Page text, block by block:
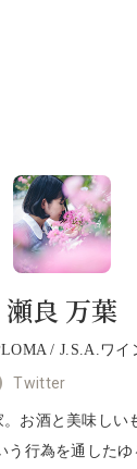
瀬良 万葉
/ J.S.A.ワイ
Twitter
お酒と美味しい
う行為を通した